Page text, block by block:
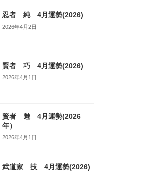
忍者 純 4月運勢(2026)
2026年4月2日
賢者 巧 4月運勢(2026)
2026年4月1日
賢者 魅 4月運勢(2026
年）
2026年4月1日
武道家 技 4月運勢(2026)